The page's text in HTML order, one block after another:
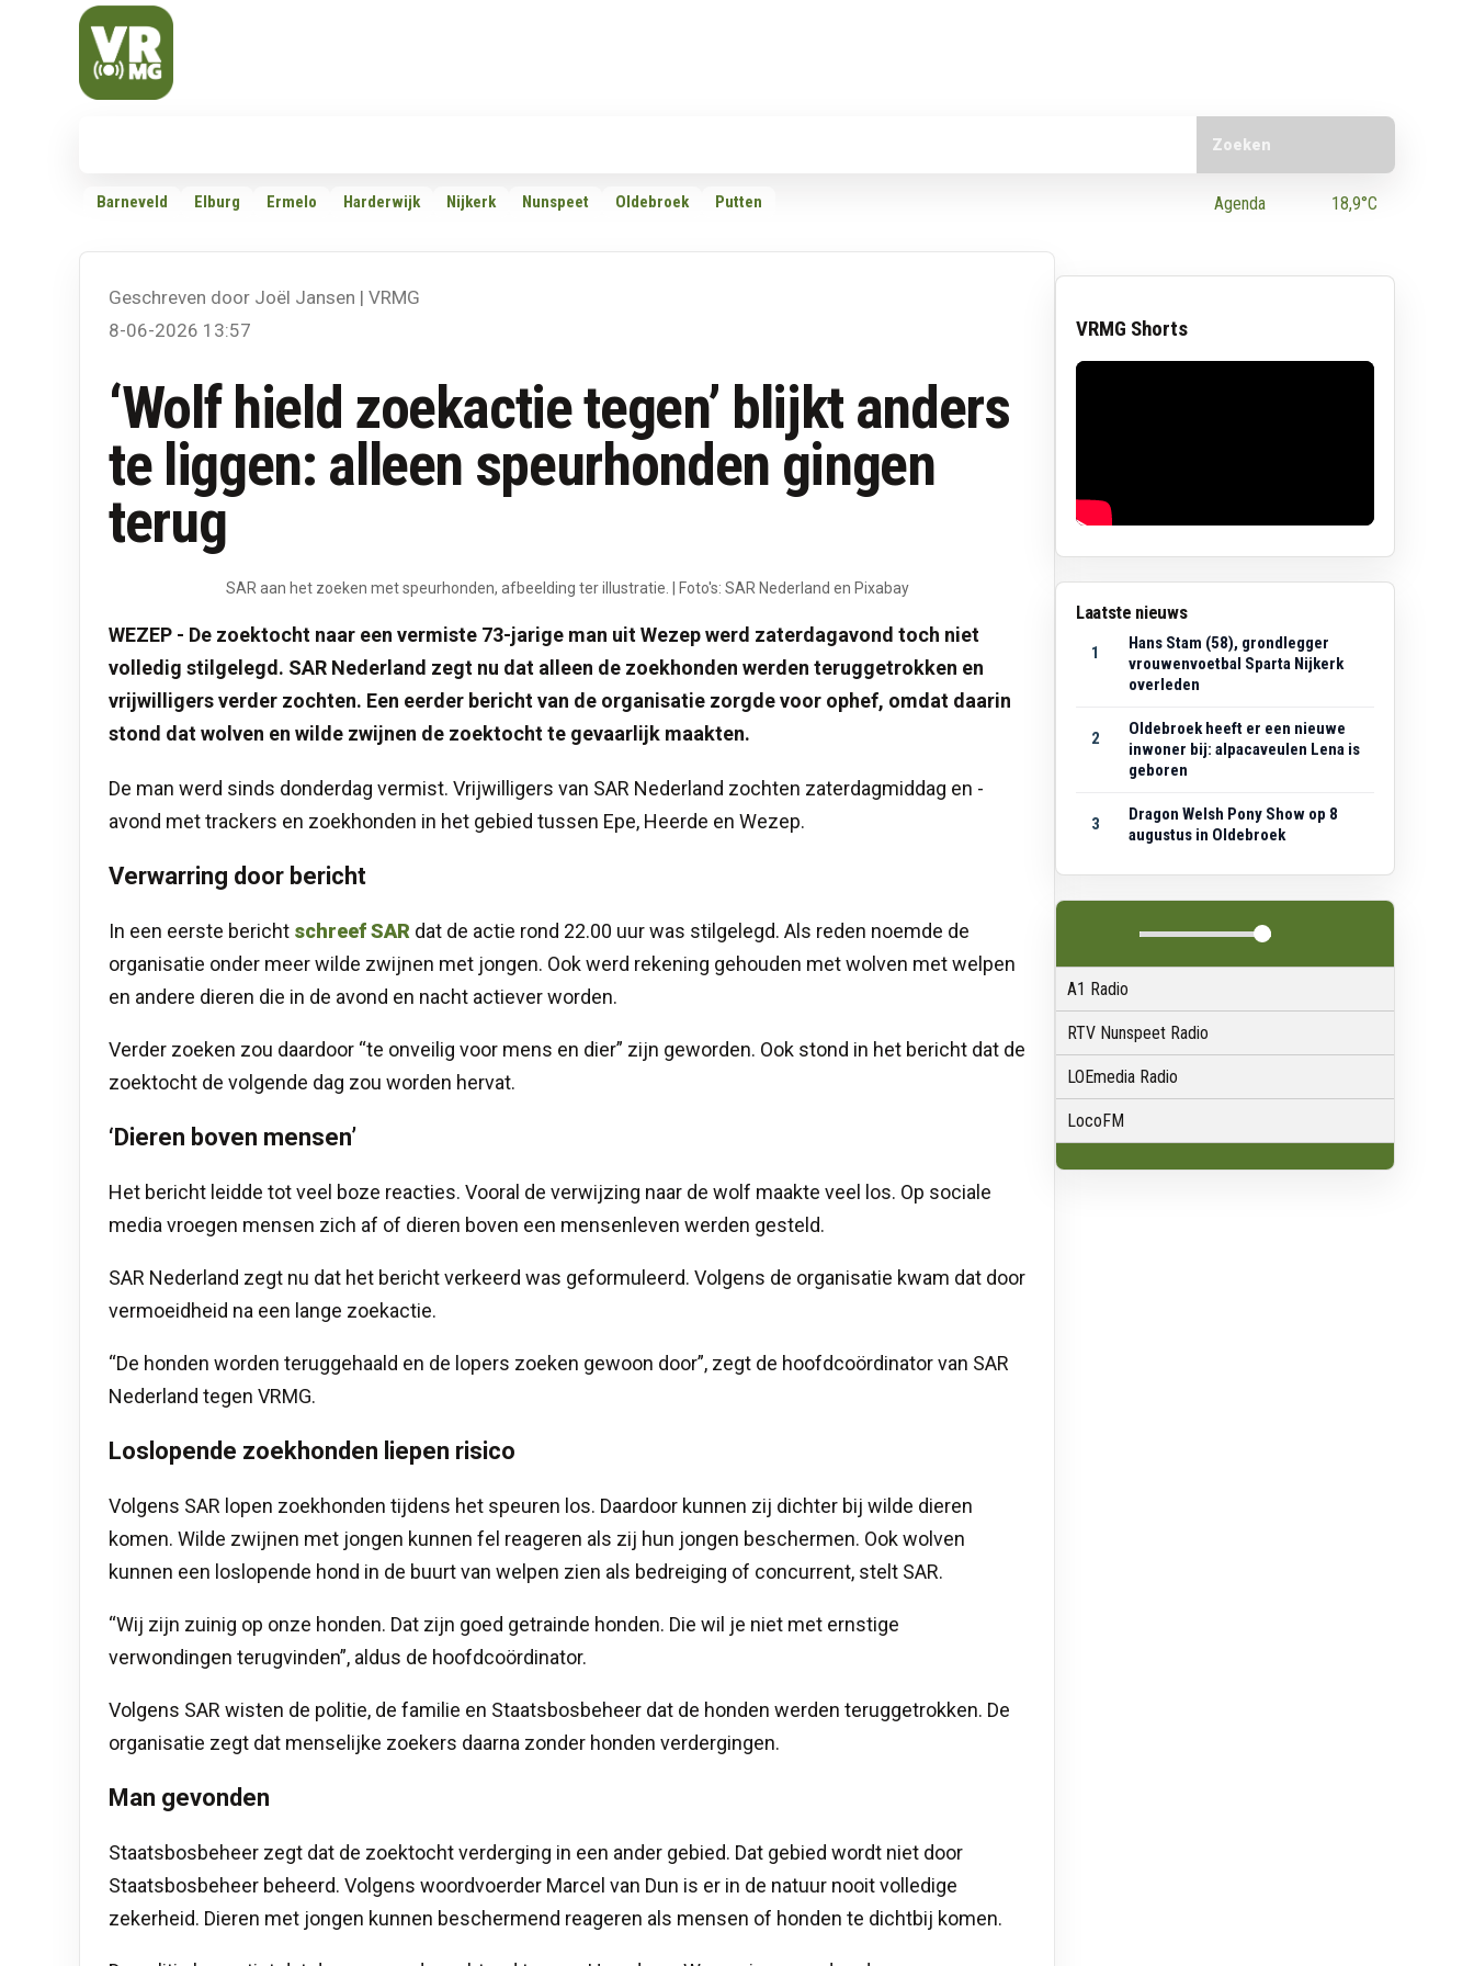
Veluwe Randmeer Mediagroep
VRMG, de omroep voor de Noord-West Veluwe
Barneveld Elburg Ermelo Harderwijk Nijkerk Nunspeet Oldebroek Putten Agenda 18,9°C
Geschreven door Joël Jansen | VRMG
8-06-2026 13:57
‘Wolf hield zoekactie tegen’ blijkt anders
te liggen: alleen speurhonden gingen
terug
SAR aan het zoeken met speurhonden, afbeelding ter illustratie. | Foto's: SAR Nederland en Pixabay
WEZEP - De zoektocht naar een vermiste 73-jarige man uit Wezep werd zaterdagavond toch niet
volledig stilgelegd. SAR Nederland zegt nu dat alleen de zoekhonden werden teruggetrokken en
vrijwilligers verder zochten. Een eerder bericht van de organisatie zorgde voor ophef, omdat daarin
stond dat wolven en wilde zwijnen de zoektocht te gevaarlijk maakten.
De man werd sinds donderdag vermist. Vrijwilligers van SAR Nederland zochten zaterdagmiddag en -
avond met trackers en zoekhonden in het gebied tussen Epe, Heerde en Wezep.
Verwarring door bericht
In een eerste bericht schreef SAR dat de actie rond 22.00 uur was stilgelegd. Als reden noemde de
organisatie onder meer wilde zwijnen met jongen. Ook werd rekening gehouden met wolven met welpen
en andere dieren die in de avond en nacht actiever worden.
Verder zoeken zou daardoor “te onveilig voor mens en dier” zijn geworden. Ook stond in het bericht dat de
zoektocht de volgende dag zou worden hervat.
‘Dieren boven mensen’
Het bericht leidde tot veel boze reacties. Vooral de verwijzing naar de wolf maakte veel los. Op sociale
media vroegen mensen zich af of dieren boven een mensenleven werden gesteld.
SAR Nederland zegt nu dat het bericht verkeerd was geformuleerd. Volgens de organisatie kwam dat door
vermoeidheid na een lange zoekactie.
“De honden worden teruggehaald en de lopers zoeken gewoon door”, zegt de hoofdcoördinator van SAR
Nederland tegen VRMG.
Loslopende zoekhonden liepen risico
Volgens SAR lopen zoekhonden tijdens het speuren los. Daardoor kunnen zij dichter bij wilde dieren
komen. Wilde zwijnen met jongen kunnen fel reageren als zij hun jongen beschermen. Ook wolven
kunnen een loslopende hond in de buurt van welpen zien als bedreiging of concurrent, stelt SAR.
“Wij zijn zuinig op onze honden. Dat zijn goed getrainde honden. Die wil je niet met ernstige
verwondingen terugvinden”, aldus de hoofdcoördinator.
Volgens SAR wisten de politie, de familie en Staatsbosbeheer dat de honden werden teruggetrokken. De
organisatie zegt dat menselijke zoekers daarna zonder honden verdergingen.
Man gevonden
Staatsbosbeheer zegt dat de zoektocht verderging in een ander gebied. Dat gebied wordt niet door
Staatsbosbeheer beheerd. Volgens woordvoerder Marcel van Dun is er in de natuur nooit volledige
zekerheid. Dieren met jongen kunnen beschermend reageren als mensen of honden te dichtbij komen.
VRMG Shorts
Laatste nieuws
1
Hans Stam (58), grondlegger
vrouwenvoetbal Sparta Nijkerk
overleden
2
Oldebroek heeft er een nieuwe
inwoner bij: alpacaveulen Lena is
geboren
3
Dragon Welsh Pony Show op 8
augustus in Oldebroek
A1 Radio
RTV Nunspeet Radio
LOEmedia Radio
LocoFM